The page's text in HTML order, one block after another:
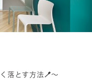
落とす方法🪥〜